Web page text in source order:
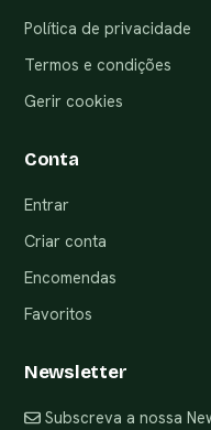
Política de privacidade
Termos e condições
Gerir cookies
Conta
Entrar
Criar conta
Encomendas
Favoritos
Newsletter
Subscreva a nossa